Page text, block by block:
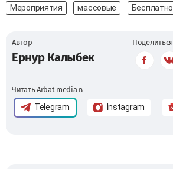
Мероприятия
массовые Бесплатно
Автор
Ернур Калыбек
Поделиться
Читать Arbat media в
Telegram Instagram